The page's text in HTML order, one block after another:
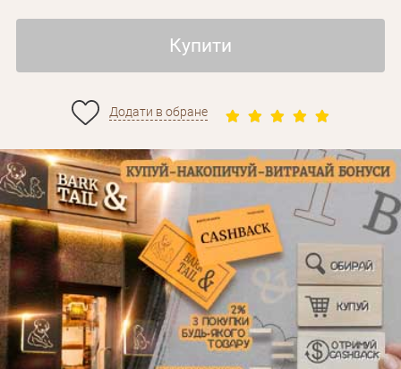
Купити
Додати в обране